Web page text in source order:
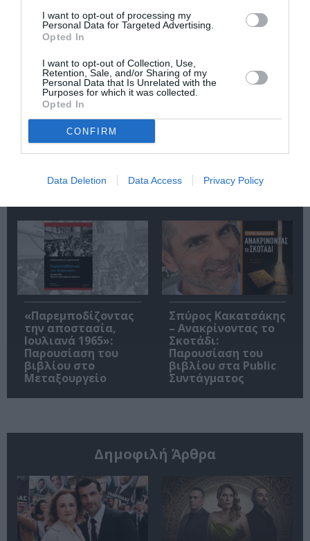
I want to opt-out of processing my
Personal Data for Targeted Advertising.
Opted In
I want to opt-out of Collection, Use,
Retention, Sale, and/or Sharing of my
Personal Data that Is Unrelated with the
Purposes for which it was collected.
Opted In
CONFIRM
Data Deletion Data Access Privacy Policy
τις υποψηφιότητες
για το Βραβείο
2026 στο Ναύπλιο
«Παρεμποδίζοντας
την αποστασία,
Ιουλιανά 1965»:
Παρουσίαση του
βιβλίου στο
Μεταξουργείο
Σπύρος Κακατσάκης
– Ανακρίνοντας το
Σκοτάδι:
Παρουσίαση του
βιβλίου στα Public
Συντάγματος
Δημοφιλή Άρθρα